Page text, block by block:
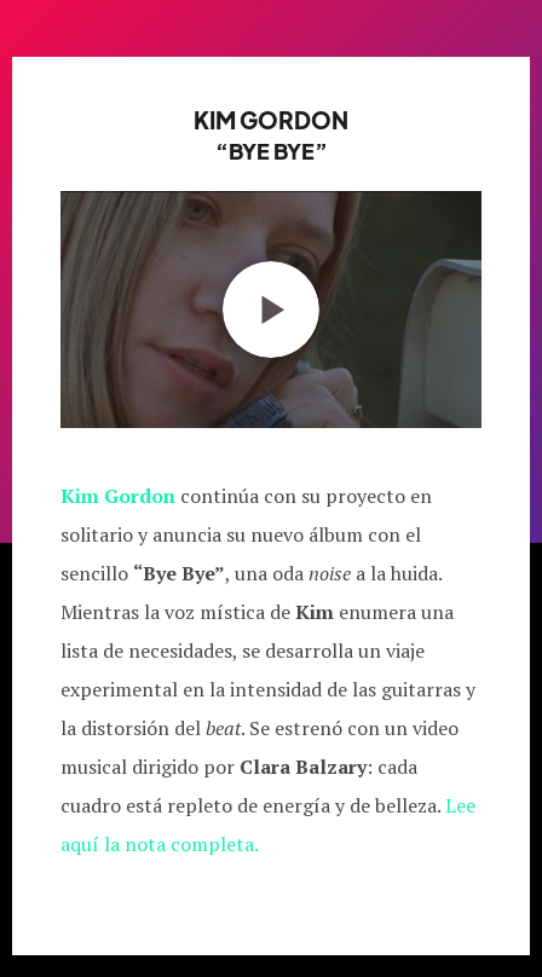
KIM GORDON
“BYE BYE”
Kim Gordon continúa con su proyecto en
solitario y anuncia su nuevo álbum con el
sencillo “Bye Bye”, una odanoise a la huida.
Mientras la voz mística deKim enumera una
lista de necesidades, se desarrolla un viaje
experimental en la intensidad de las guitarras y
la distorsión delbeat. Se estrenó con un video
musical dirigido por ClaraBalzary: cada
cuadro está repleto de energía y de belleza.Lee
aquí la nota completa.